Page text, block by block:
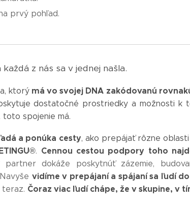
prvý pohľad.
z nás sa v jednej našla.
ktorý má vo svojej DNA zakódovanú
dostatočné prostriedky a možnosti k
toto spojenie má.
a ponúka cesty, ako prepájať rôzne
®. Cennou cestou podpory toho
partner dokáže poskytnúť zázemie,
vidíme v prepájaní a spájaní sa ľudí
teraz. Čoraz viac ľudí chápe, že v skupine, v